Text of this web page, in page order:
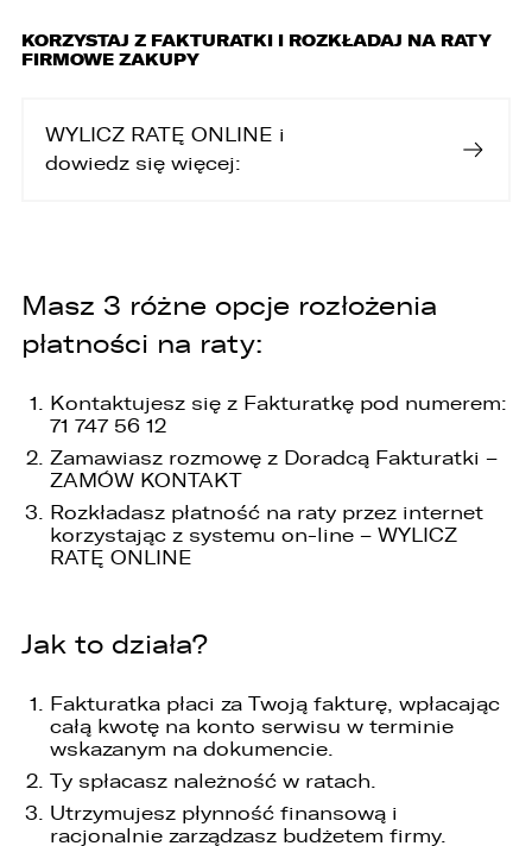
KORZYSTAJ Z FAKTURATKI I ROZKŁADAJ NA RATY
FIRMOWE ZAKUPY
WYLICZ RATĘ ONLINE i
dowiedz się więcej:
Masz 3 różne opcje rozłożenia
płatności na raty:
Kontaktujesz się z Fakturatkę pod numerem:
71 747 56 12
Zamawiasz rozmowę z Doradcą Fakturatki –
ZAMÓW KONTAKT
Rozkładasz płatność na raty przez internet
korzystając z systemu on-line – WYLICZ
RATĘ ONLINE
Jak to działa?
Fakturatka płaci za Twoją fakturę, wpłacając
całą kwotę na konto serwisu w terminie
wskazanym na dokumencie.
Ty spłacasz należność w ratach.
Utrzymujesz płynność finansową i
racjonalnie zarządzasz budżetem firmy.
W związku z realizacją wymogów
Rozporządzenia Parlamentu Europejskiego i
Rady (UE) 2016/679 z dnia 27 kwietnia 2016 r. w
sprawie ochrony osób fizycznych w związku z
przetwarzaniem danych osobowych i w sprawie
swobodnego przepływu takich danych oraz
uchylenia dyrektywy 95/46/WE (ogólne
przysługujących Państwu prawach z tym
1. Współadministratorami danych osobowych
są:
2. LELLEK Gliwice sp. z o.o. ul. Portowa 2 44-100
Gliwice,
3. LELLEK Koźle sp. z o.o. ul. B. Chrobrego 25 47-